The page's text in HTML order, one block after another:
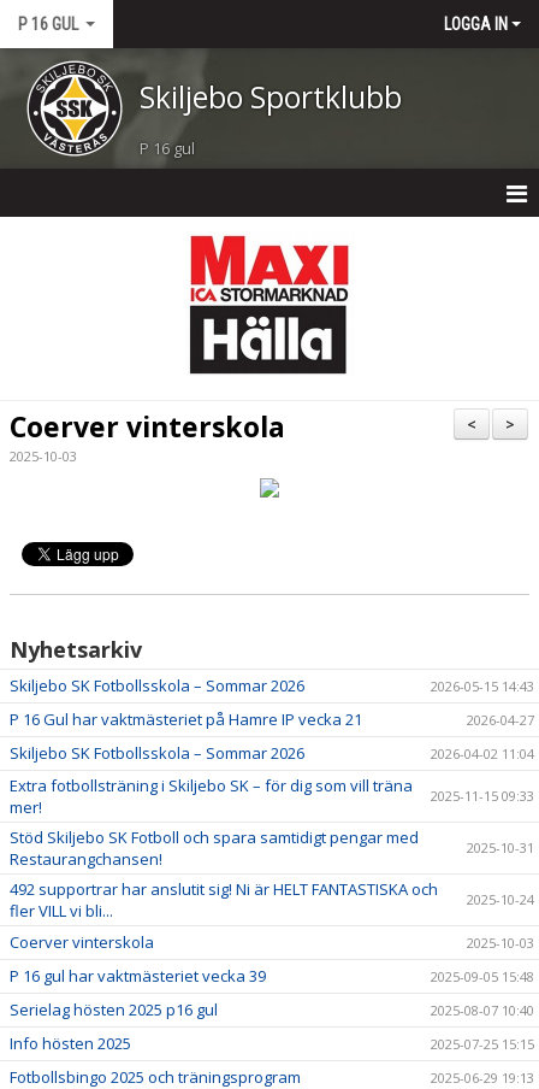
P 16 GUL LOGGA IN
Skiljebo Sportklubb
P 16 gul
TRUPPEN
DOKUMENT
>
<
Coerver vinterskola
2025-10-03
Nyhetsarkiv
Skiljebo SK Fotbollsskola – Sommar 2026 2026-05-15 14:43
P 16 Gul har vaktmästeriet på Hamre IP vecka 21 2026-04-27
Skiljebo SK Fotbollsskola – Sommar 2026 2026-04-02 11:04
Extra fotbollsträning i Skiljebo SK – för dig som vill träna
mer!
2025-11-15 09:33
Stöd Skiljebo SK Fotboll och spara samtidigt pengar med
Restaurangchansen!
2025-10-31
492 supportrar har anslutit sig! Ni är HELT FANTASTISKA och
fler VILL vi bli...
2025-10-24
Coerver vinterskola 2025-10-03
P 16 gul har vaktmästeriet vecka 39 2025-09-05 15:48
Serielag hösten 2025 p16 gul 2025-08-07 10:40
Info hösten 2025 2025-07-25 15:15
Fotbollsbingo 2025 och träningsprogram 2025-06-29 19:13